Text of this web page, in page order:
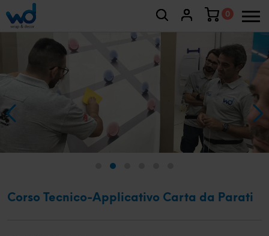
0
Corso Tecnico-Applicativo Carta da Parati